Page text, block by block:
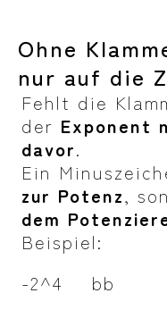
Ohne
nur auf die
Fehlt die
der Exponent
davor.
Ein
zur Potenz,
dem
Beispiel:
-2^4 bb